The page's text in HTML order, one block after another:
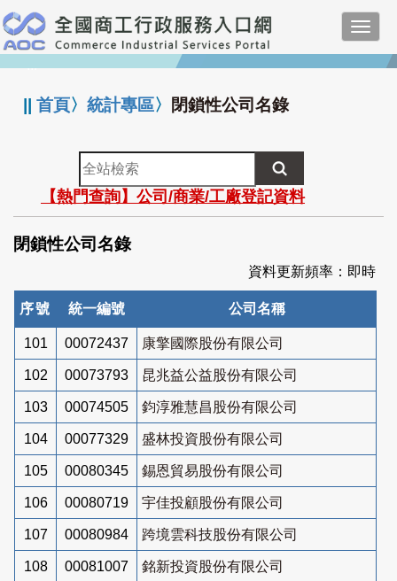
跳
到
主
要
:::
||首頁〉統計專區〉 閉鎖性公司名錄
全
站
檢
索
【熱門查詢】公司/商業/工廠登記資料
閉鎖性公司名錄
資料更新頻率：即時
序號 統一編號 公司名稱
101 00072437 康擎國際股份有限公司
102 00073793 昆兆益公益股份有限公司
103 00074505 鈞淳雅慧昌股份有限公司
104 00077329 盛林投資股份有限公司
105 00080345 錫恩貿易股份有限公司
106 00080719 宇佳投顧股份有限公司
107 00080984 跨境雲科技股份有限公司
108 00081007 銘新投資股份有限公司